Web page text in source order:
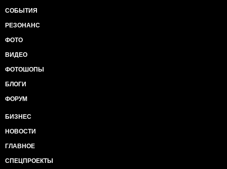
СОБЫТИЯ
РЕЗОНАНС
ФОТО
ВИДЕО
ФОТОШОПЫ
БЛОГИ
ФОРУМ
БИЗНЕС
НОВОСТИ
ГЛАВНОЕ
СПЕЦПРОЕКТЫ